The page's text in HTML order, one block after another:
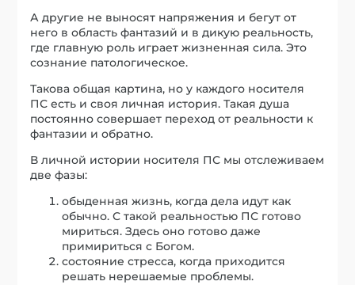
А другие не выносят напряжения и бегут от
него в область фантазий и в дикую реальность,
где главную роль играет жизненная сила. Это
сознание патологическое.
Такова общая картина, но у каждого носителя
ПС есть и своя личная история. Такая душа
постоянно совершает переход от реальности к
фантазии и обратно.
В личной истории носителя ПС мы отслеживаем
две фазы:
обыденная жизнь, когда дела идут как
обычно. С такой реальностью ПС готово
мириться. Здесь оно готово даже
примириться с Богом.
состояние стресса, когда приходится
решать нерешаемые проблемы.